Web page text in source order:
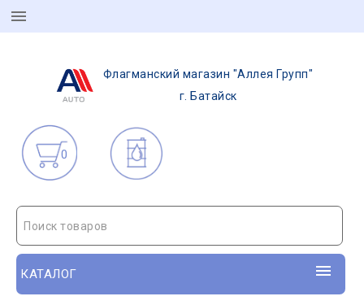
Флагманский магазин "Аллея Групп"
г. Батайск
0
Поиск товаров
КАТАЛОГ